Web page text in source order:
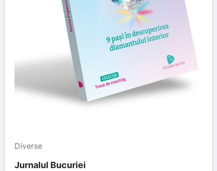
Diverse
Jurnalul Bucuriei